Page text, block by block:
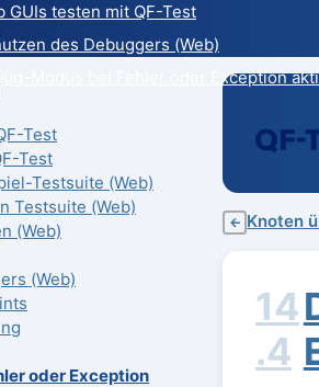
GUIs testen mit QF-Test
des Debuggers (Web)
Modus bei Fehler oder Exception
Test
Test
Testsuite (Web)
Testsuite (Web)
(Web)
(Web)
oder Exception
← Knoten
14
.4